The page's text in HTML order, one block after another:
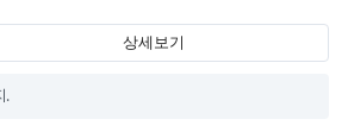
상세보기
.